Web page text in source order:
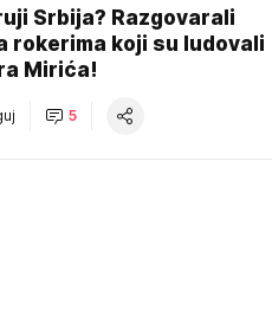
Srbija? Razgovarali
rokerima koji su ludovali
Mirića!
5